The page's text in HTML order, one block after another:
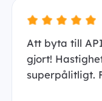
Att byta till
gjort!
superpålitligt.